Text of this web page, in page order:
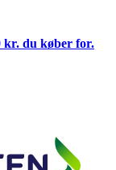
kr. du køber for.